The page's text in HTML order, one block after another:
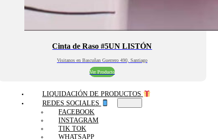
Cinta de Raso #5UN LISTÓN
Visitanos en Bascuñan Guerrero 490, Santiago
Ver Producto
LIQUIDACIÓN DE PRODUCTOS
REDES SOCIALES
FACEBOOK
INSTAGRAM
TIK TOK
WHATSAPP